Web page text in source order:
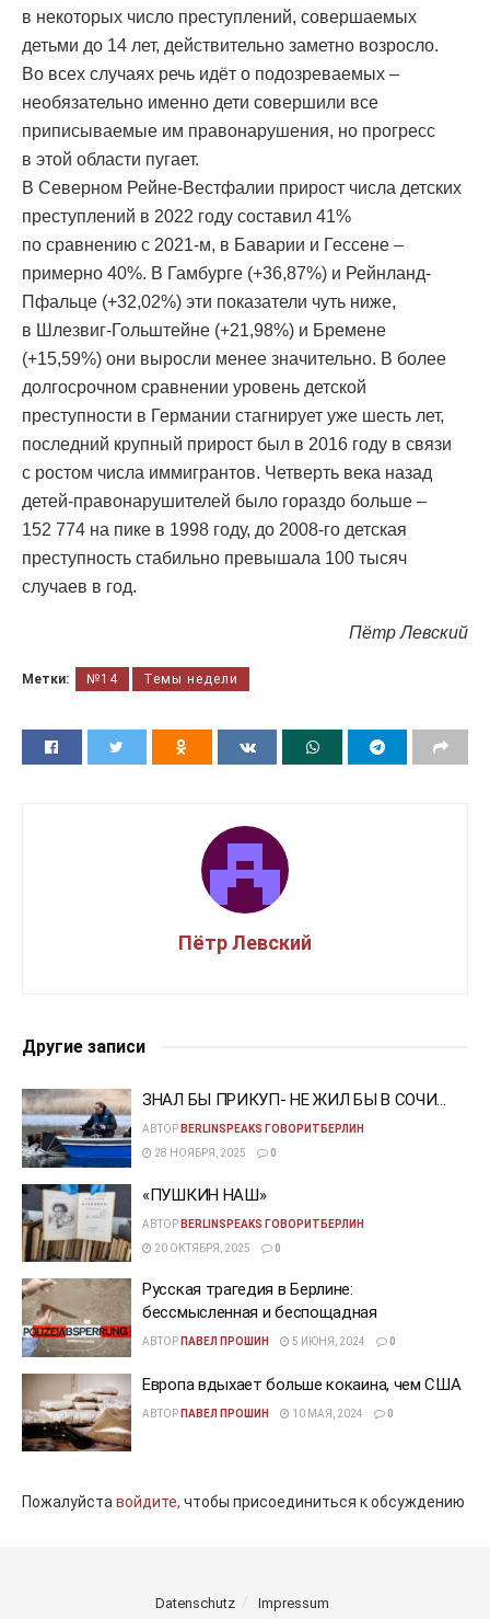
в некоторых число преступлений, совершаемых
детьми до 14 лет, действительно заметно возросло.
Во всех случаях речь идёт о подозреваемых –
необязательно именно дети совершили все
приписываемые им правонарушения, но прогресс
в этой области пугает.
В Северном Рейне-Вестфалии прирост числа детских
преступлений в 2022 году составил 41%
по сравнению с 2021-м, в Баварии и Гессене –
примерно 40%. В Гамбурге (+36,87%) и Рейнланд-
Пфальце (+32,02%) эти показатели чуть ниже,
в Шлезвиг-Гольштейне (+21,98%) и Бремене
(+15,59%) они выросли менее значительно. В более
долгосрочном сравнении уровень детской
преступности в Германии стагнирует уже шесть лет,
последний крупный прирост был в 2016 году в связи
с ростом числа иммигрантов. Четверть века назад
детей-правонарушителей было гораздо больше –
152 774 на пике в 1998 году, до 2008-го детская
преступность стабильно превышала 100 тысяч
случаев в год.
Пётр Левский
Метки: №14 Темы недели
Пётр Левский
Другие записи
ЗНАЛ БЫ ПРИКУП- НЕ ЖИЛ БЫ В СОЧИ…
АВТОР BERLINSPEAKS ГОВОРИТБЕРЛИН
28 НОЯБРЯ, 2025
0
«ПУШКИН НАШ»
АВТОР BERLINSPEAKS ГОВОРИТБЕРЛИН
20 ОКТЯБРЯ, 2025
0
Русская трагедия в Берлине:
бессмысленная и беспощадная
АВТОР ПАВЕЛ ПРОШИН 5 ИЮНЯ, 2024 0
Европа вдыхает больше кокаина, чем США
АВТОР ПАВЕЛ ПРОШИН 10 МАЯ, 2024 0
Пожалуйставойдите, чтобы присоединиться к обсуждению
Datenschutz Impressum